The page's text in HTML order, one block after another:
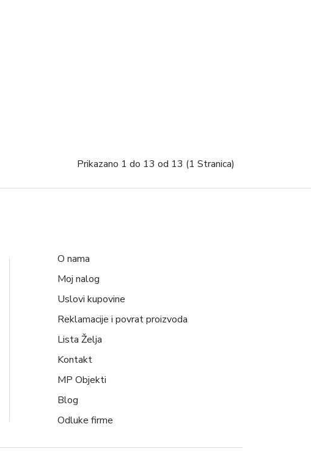
Prikazano 1 do 13 od 13 (1 Stranica)
O nama
Moj nalog
Uslovi kupovine
Reklamacije i povrat proizvoda
Lista Želja
Kontakt
MP Objekti
Blog
Odluke firme